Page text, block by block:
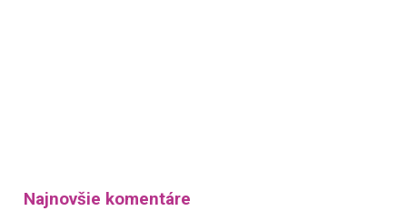
Najnovšie komentáre